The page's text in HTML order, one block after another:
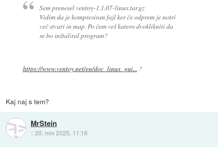
Sem prenesel ventoy-1.1.07-linux.tar.gz
Vidim da je kompresiran fajl ker če odprem je notri
več stvari in map. Po čem veš katero dvoklikniti da
se bo inštaliral program?
https://www.ventoy.net/en/doc_linux_gui... ?
Kaj naj s tem?
MrStein
::20. nov 2025, 11:16